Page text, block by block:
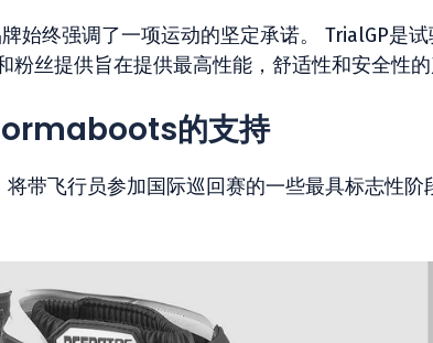
始终强调了一项运动的坚定承诺。 TrialGP是
丝提供旨在提供最高性能，舒适性和安全性的
的支持
带飞行员参加国际巡回赛的一些最具标志性阶